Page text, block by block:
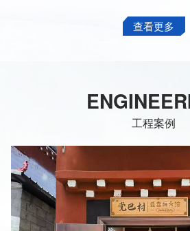
查看更多
工程案例